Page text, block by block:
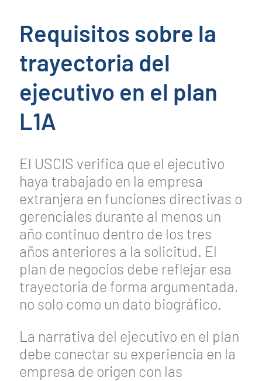
Requisitos sobre la
trayectoria del
ejecutivo en el plan
L1A
El USCIS verifica que el ejecutivo
haya trabajado en la empresa
extranjera en funciones directivas o
gerenciales durante al menos un
año continuo dentro de los tres
años anteriores a la solicitud. El
plan de negocios debe reflejar esa
trayectoria de forma argumentada,
no solo como un dato biográfico.
La narrativa del ejecutivo en el plan
debe conectar su experiencia en la
empresa de origen con las